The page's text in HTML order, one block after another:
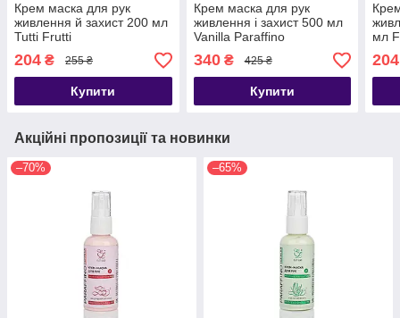
Крем маска для рук
живлення й захист 200 мл
Tutti Frutti
204 ₴ 255 ₴
Купити
Крем маска для рук
живлення і захист 500 мл
Vanilla Paraffino
340₴ 425 ₴
Купити
мл
204
Акційні пропозиції та новинки
–70% –65%